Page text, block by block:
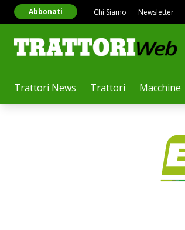
Trattori News Trattori Macchine
Abbonati Chi Siamo Newsletter